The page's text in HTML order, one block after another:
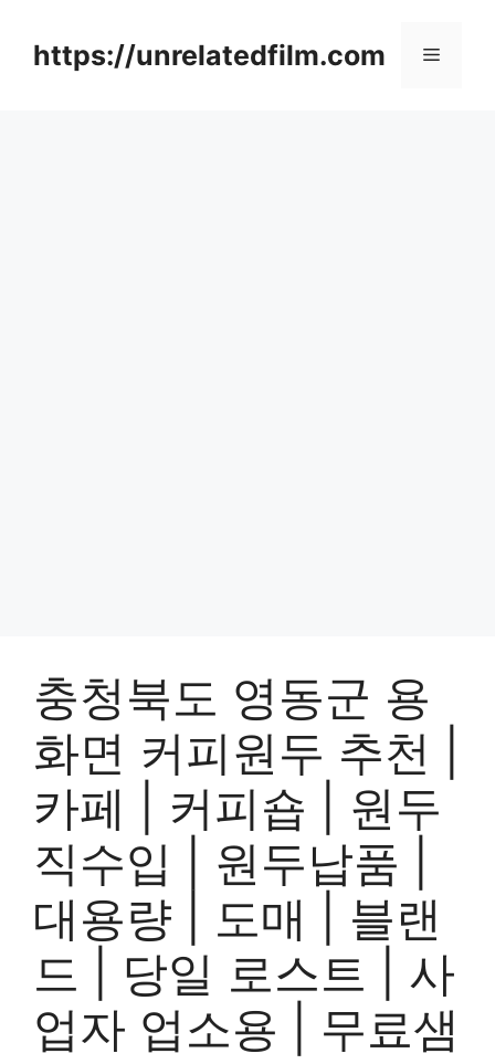
contenthttps://unrelatedfilm.com Menu
충청북도 영동군 용
화면 커피원두 추천 |
카페 | 커피숍 | 원두
직수입 | 원두납품 |
대용량 | 도매 | 블랜
드 | 당일 로스트 | 사
업자 업소용 | 무료샘